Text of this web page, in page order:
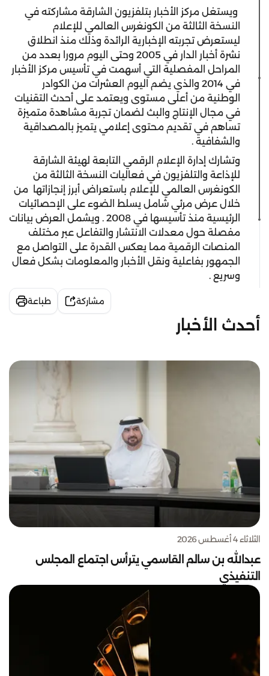
ويستغل مركز الأخبار بتلفزيون الشارقة مشاركته في
النسخة الثالثة من الكونغرس العالمي للإعلام
ليستعرض تجربته الإخبارية الرائدة وذلك منذ انطلاق
نشرة أخبار الدار في 2005 وحتى اليوم مرورا بعدد من
المراحل المفصلية التي أسهمت في تأسيس مركز الأخبار
في 2014 والذي يضم اليوم العشرات من الكوادر
الوطنية من أعلى مستوى ويعتمد على أحدث التقنيات
في مجال الإنتاج والبث لضمان تجربة مشاهدة متميزة
تساهم في تقديم محتوى إعلامي يتميز بالمصداقية
والشفافية .
وتشارك إدارة الإعلام الرقمي التابعة لهيئة الشارقة
للإذاعة والتلفزيون في فعاليات النسخة الثالثة من
الكونغرس العالمي للإعلام باستعراض أبرز إنجازاتها من
خلال عرض مرئي شامل يسلط الضوء على الإحصائيات
الرئيسية منذ تأسيسها في 2008 . ويشمل العرض بيانات
مفصلة حول معدلات الانتشار والتفاعل عبر مختلف
المنصات الرقمية مما يعكس القدرة على التواصل مع
الجمهور بفاعلية ونقل الأخبار والمعلومات بشكل فعال
وسريع .
مشاركة طباعة
أحدث الأخبار
الثلاثاء 4 أغسطس 2026
عبدالله بن سالم القاسمي يترأس اجتماع المجلس
التنفيذي